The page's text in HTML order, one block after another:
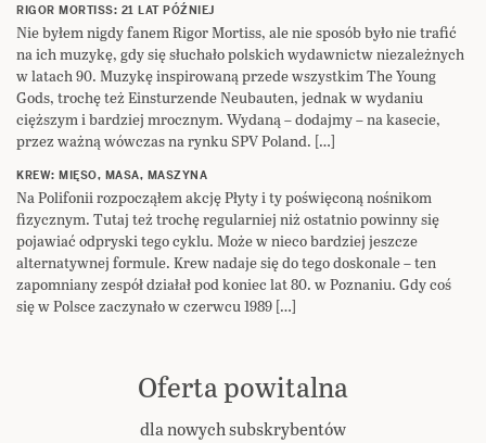
RIGOR MORTISS: 21 LAT PÓŹNIEJ
Nie byłem nigdy fanem Rigor Mortiss, ale nie sposób było nie trafić
na ich muzykę, gdy się słuchało polskich wydawnictw niezależnych
w latach 90. Muzykę inspirowaną przede wszystkim The Young
Gods, trochę też Einsturzende Neubauten, jednak w wydaniu
cięższym i bardziej mrocznym. Wydaną – dodajmy – na kasecie,
przez ważną wówczas na rynku SPV Poland. […]
KREW: MIĘSO, MASA, MASZYNA
Na Polifonii rozpocząłem akcję Płyty i ty poświęconą nośnikom
fizycznym. Tutaj też trochę regularniej niż ostatnio powinny się
pojawiać odpryski tego cyklu. Może w nieco bardziej jeszcze
alternatywnej formule. Krew nadaje się do tego doskonale – ten
zapomniany zespół działał pod koniec lat 80. w Poznaniu. Gdy coś
się w Polsce zaczynało w czerwcu 1989 […]
Oferta powitalna
dla nowych subskrybentów